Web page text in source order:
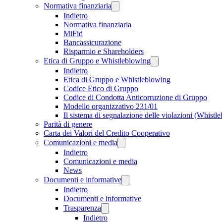
Normativa finanziaria
Indietro
Normativa finanziaria
MiFid
Bancassicurazione
Risparmio e Shareholders
Etica di Gruppo e Whistleblowing
Indietro
Etica di Gruppo e Whistleblowing
Codice Etico di Gruppo
Codice di Condotta Anticorruzione di Gruppo
Modello organizzativo 231/01
Il sistema di segnalazione delle violazioni
Parità di genere
Carta dei Valori del Credito Cooperativo
Comunicazioni e media
Indietro
Comunicazioni e media
News
Documenti e informative
Indietro
Documenti e informative
Trasparenza
Indietro